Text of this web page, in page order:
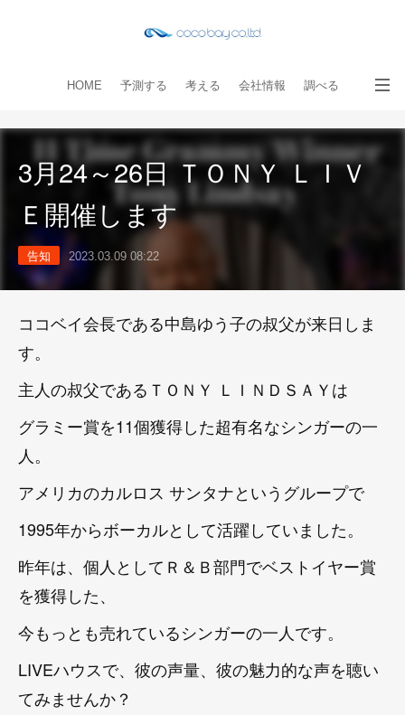
HOME 予測する 考える 会社情報 調べる
教える 読み物 出版物 手伝う お問い合わせ
3月24～26日 ＴＯＮＹ ＬＩＶ
Ｅ開催します
告知 2023.03.09 08:22
ココベイ会長である中島ゆう子の叔父が来日しま
す。
主人の叔父であるＴＯＮＹ ＬＩＮＤＳＡＹは
グラミー賞を11個獲得した超有名なシンガーの一
人。
アメリカのカルロス サンタナというグループで
1995年からボーカルとして活躍していました。
昨年は、個人としてＲ＆Ｂ部門でベストイヤー賞
を獲得した、
今もっとも売れているシンガーの一人です。
LIVEハウスで、彼の声量、彼の魅力的な声を聴い
てみませんか？